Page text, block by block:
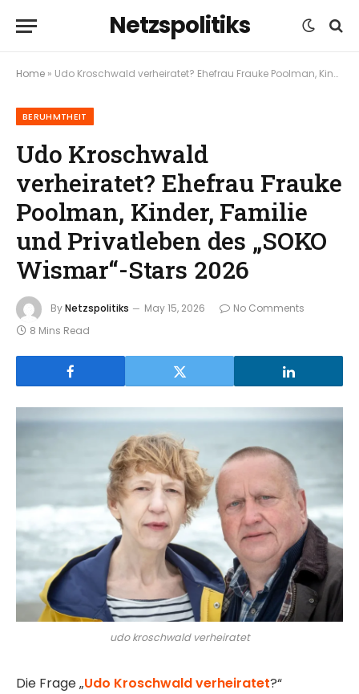
Netzspolitiks
Home » Udo Kroschwald verheiratet? Ehefrau Frauke Poolman, Kinder, Familie und Privatleben des „SOKO Wismar“-Stars 2026
BERUHMTHEIT
Udo Kroschwald
verheiratet? Ehefrau Frauke
Poolman, Kinder, Familie
und Privatleben des „SOKO
Wismar“-Stars 2026
ByNetzspolitiks May 15, 2026
No Comments
8 Mins Read
udo kroschwald verheiratet
Die Frage „Udo Kroschwald verheiratet?“